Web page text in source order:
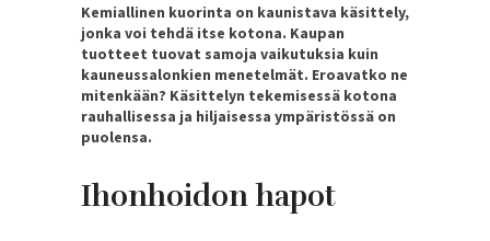
Kemiallinen kuorinta on kaunistava käsittely,
jonka voi tehdä itse kotona. Kaupan
tuotteet tuovat samoja vaikutuksia kuin
kauneussalonkien menetelmät. Eroavatko ne
mitenkään? Käsittelyn tekemisessä kotona
rauhallisessa ja hiljaisessa ympäristössä on
puolensa.
Ihonhoidon hapot